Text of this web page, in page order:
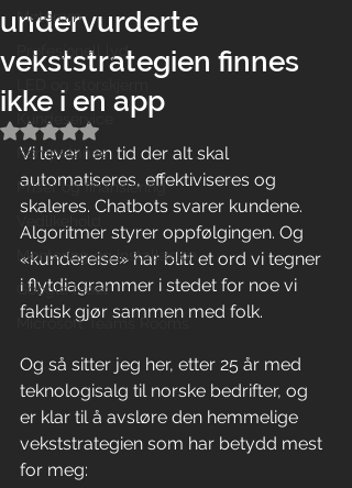
Møterom
Profesjonell lyd
Kundeservice
Kompetanse
Priser og finansiering
Montering og installasjon
Google Meet
Microsoft Teams Rooms
undervurderte
vekststrategien finnes
ikke i en app
Gitt NaN av 5 stjerner.
Vi lever i en tid der alt skal
automatiseres, effektiviseres og
skaleres. Chatbots svarer kundene.
Algoritmer styrer oppfølgingen. Og
«kundereise» har blitt et ord vi tegner
i flytdiagrammer i stedet for noe vi
faktisk gjør sammen med folk.
Og så sitter jeg her, etter 25 år med
teknologisalg til norske bedrifter, og
er klar til å avsløre den hemmelige
vekststrategien som har betydd mest
for meg: